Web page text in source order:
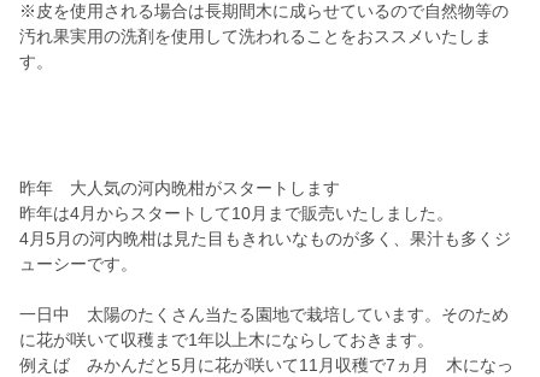
※皮を使用される場合は長期間木に成らせているので自然物等の
汚れ果実用の洗剤を使用して洗われることをおススメいたしま
す。
昨年 大人気の河内晩柑がスタートします
昨年は4月からスタートして10月まで販売いたしました。
4月5月の河内晩柑は見た目もきれいなものが多く、果汁も多くジ
ューシーです。
一日中 太陽のたくさん当たる園地で栽培しています。そのため
に花が咲いて収穫まで1年以上木にならしておきます。
例えば みかんだと5月に花が咲いて11月収穫で7ヵ月 木になっ